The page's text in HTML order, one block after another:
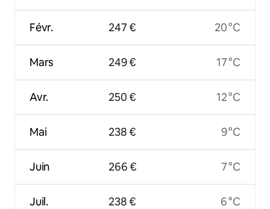
Févr.
Mars
Avr.
Mai
Juin
Juil.
247 €
249 €
250 €
238 €
266 €
238 €
20 °C
17 °C
12 °C
9 °C
7 °C
6 °C